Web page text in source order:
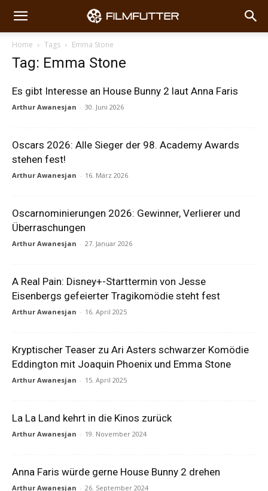
Home Tags Emma Stone
Tag: Emma Stone
Es gibt Interesse an House Bunny 2 laut Anna Faris
Arthur Awanesjan - 30. Juni 2026
Oscars 2026: Alle Sieger der 98. Academy Awards
stehen fest!
Arthur Awanesjan - 16. März 2026
Oscarnominierungen 2026: Gewinner, Verlierer und
Überraschungen
Arthur Awanesjan - 27. Januar 2026
A Real Pain: Disney+-Starttermin von Jesse
Eisenbergs gefeierter Tragikomödie steht fest
Arthur Awanesjan - 16. April 2025
Kryptischer Teaser zu Ari Asters schwarzer Komödie
Eddington mit Joaquin Phoenix und Emma Stone
Arthur Awanesjan - 15. April 2025
La La Land kehrt in die Kinos zurück
Arthur Awanesjan - 19. November 2024
Anna Faris würde gerne House Bunny 2 drehen
Arthur Awanesjan - 26. September 2024